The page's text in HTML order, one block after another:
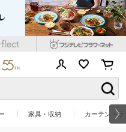
家具・収納 カーテン・